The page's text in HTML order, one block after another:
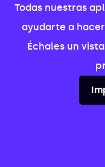
Todas nuestras
ayudarte a
Échales un